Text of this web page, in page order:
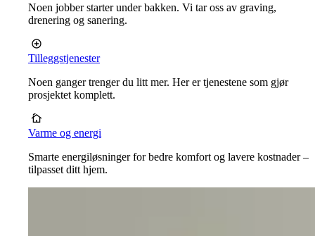
Noen jobber starter under bakken. Vi tar oss av graving,
drenering og sanering.
Tilleggstjenester
Noen ganger trenger du litt mer. Her er tjenestene som gjør
prosjektet komplett.
Varme og energi
Smarte energiløsninger for bedre komfort og lavere kostnader –
tilpasset ditt hjem.